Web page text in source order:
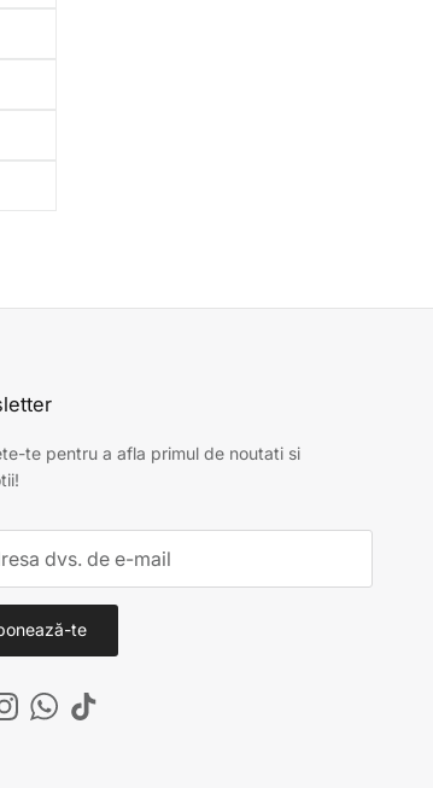
te pentru a afla primul de noutati si
te
Instagram
WhatsApp
TikTok